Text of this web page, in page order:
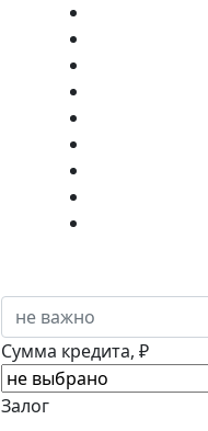
Сумма кредита, ₽
Залог